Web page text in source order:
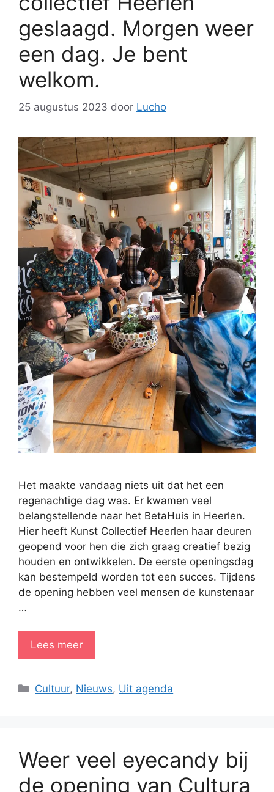
geslaagd. Morgen weer
een dag. Je bent
welkom.
25 augustus 2023 door Lucho
Het maakte vandaag niets uit dat het een
regenachtige dag was. Er kwamen veel
belangstellende naar het BetaHuis in Heerlen.
Hier heeft Kunst Collectief Heerlen haar deuren
geopend voor hen die zich graag creatief bezig
houden en ontwikkelen. De eerste openingsdag
kan bestempeld worden tot een succes. Tijdens
de opening hebben veel mensen de kunstenaar
…
Lees meer
Categorieën
Cultuur, Nieuws, Uit agenda
Weer veel eyecandy bij
de opening van Cultura